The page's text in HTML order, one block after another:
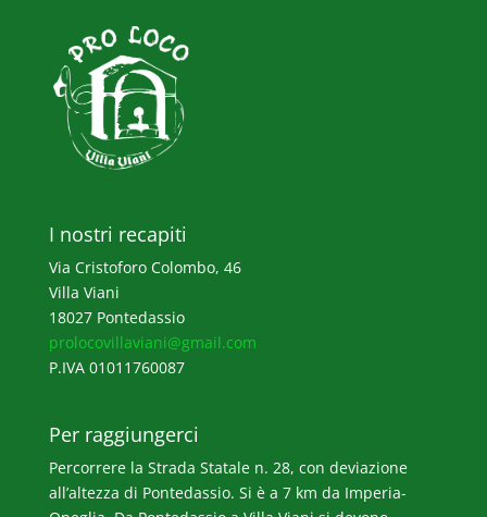
I nostri recapiti
Via Cristoforo Colombo, 46
Villa Viani
18027 Pontedassio
prolocovillaviani@gmail.com
P.IVA 01011760087
Per raggiungerci
Percorrere la Strada Statale n. 28, con deviazione
all’altezza di Pontedassio. Si è a 7 km da Imperia-